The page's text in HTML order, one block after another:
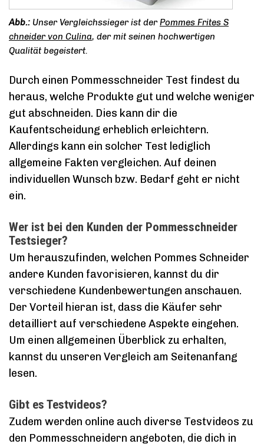
Unser Vergleichssieger ist derPommes Frites S
chneider von Culina, der mit seinen hochwertigen
Qualität begeistert.
Durch einen Pommesschneider Test findest du
heraus, welche Produkte gut und welche weniger
gut abschneiden. Dies kann dir die
Kaufentscheidung erheblich erleichtern.
Allerdings kann ein solcher Test lediglich
allgemeine Fakten vergleichen. Auf deinen
individuellen Wunsch bzw. Bedarf geht er nicht
ein.
Wer ist bei den Kunden der Pommesschneider
Testsieger?
Um herauszufinden, welchen Pommes Schneider
andere Kunden favorisieren, kannst du dir
verschiedene Kundenbewertungen anschauen.
Der Vorteil hieran ist, dass die Käufer sehr
detailliert auf verschiedene Aspekte eingehen.
Um einen allgemeinen Überblick zu erhalten,
kannst du unseren Vergleich am Seitenanfang
lesen.
Gibt es Testvideos?
Zudem werden online auch diverse Testvideos zu
den Pommesschneidern angeboten, die dich in